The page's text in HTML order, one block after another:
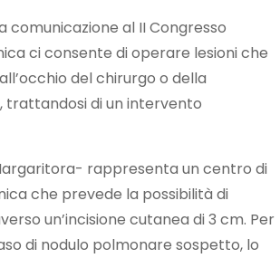
al II Congresso
ci consente di operare lesioni che
del chirurgo o della
trattandosi di un intervento
rappresenta un centro di
che prevede la possibilità di
un’incisione cutanea di 3 cm. Per
di nodulo polmonare sospetto, lo